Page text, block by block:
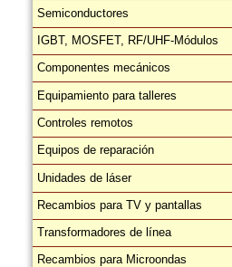
Semiconductores
IGBT, MOSFET, RF/UHF-Módulos
Componentes mecánicos
Equipamiento para talleres
Controles remotos
Equipos de reparación
Unidades de láser
Recambios para TV y pantallas
Transformadores de línea
Recambios para Microondas